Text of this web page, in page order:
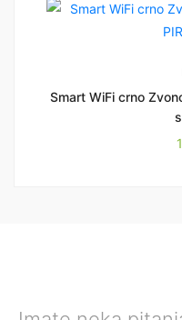
Smart WiFi crno